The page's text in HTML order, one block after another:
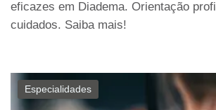
eficazes em Diadema. Orientação
cuidados. Saiba mais!
Especialidades